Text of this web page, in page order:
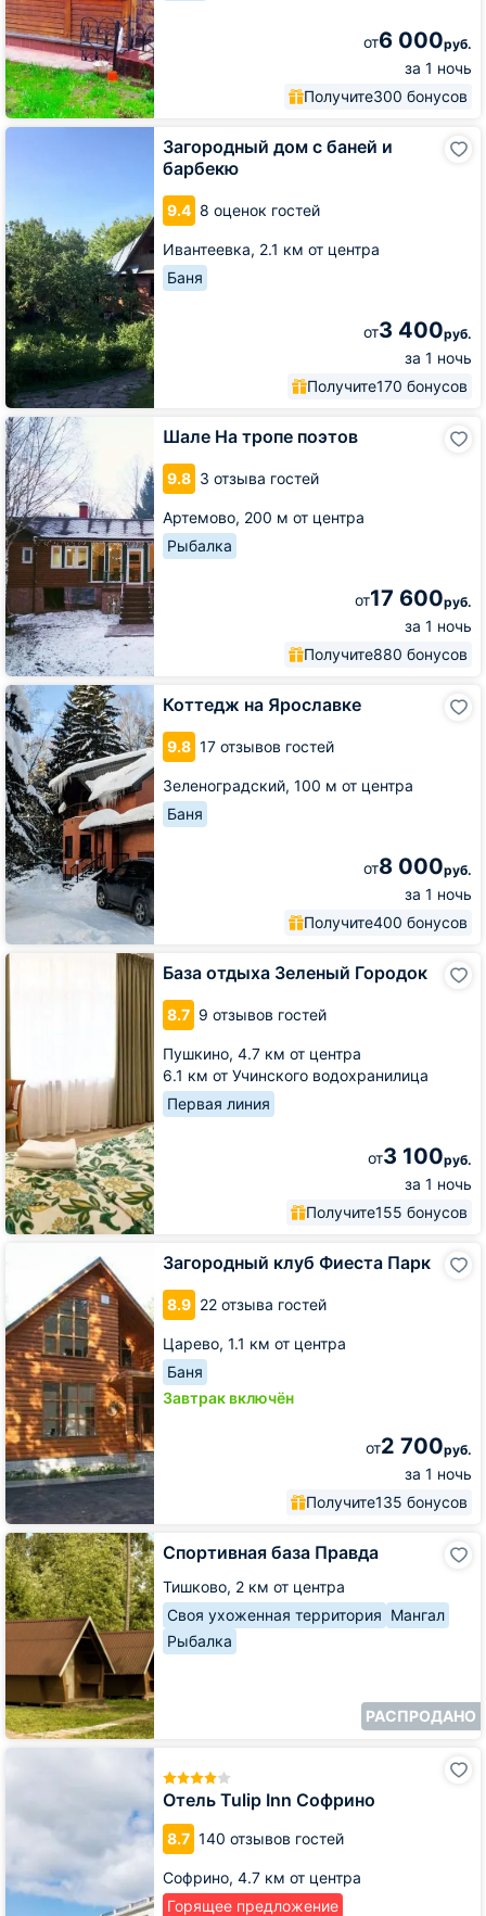
от6 000руб.
за 1 ночь
Получите300 бонусов
Загородный дом с баней и
барбекю
9.4 8 оценок гостей
Ивантеевка, 2.1 км от центра
Баня
от3 400руб.
за 1 ночь
Получите170 бонусов
Загородный
барбекю
Шале На тропе поэтов
9.8 3 отзыва гостей
Артемово, 200 м от центра
Рыбалка
от17 600руб.
за 1 ночь
Получите880 бонусов
Шале
На
тропе
поэтов
Коттедж на Ярославке
9.8 17 отзывов гостей
Зеленоградский, 100 м от центра
Баня
от8 000руб.
за 1 ночь
Получите400 бонусов
Коттедж
на
Ярославке
База отдыха Зеленый Городок
8.7 9 отзывов гостей
Пушкино, 4.7 км от центра
6.1 км от Учинского водохранилица
Первая линия
от3 100руб.
за 1 ночь
Получите155 бонусов
База
Загородный клуб Фиеста Парк
8.9 22 отзыва гостей
Царево, 1.1 км от центра
Баня
Завтрак включён
от2 700руб.
за 1 ночь
Получите135 бонусов
Фиеста
Парк
Спортивная база Правда
Тишково, 2 км от центра
Своя ухоженная территория Мангал
Рыбалка
РАСПРОДАНО
Спортивная
база
Правда
Отель Tulip Inn Софрино
8.7 140 отзывов гостей
Софрино, 4.7 км от центра
Горящее предложение